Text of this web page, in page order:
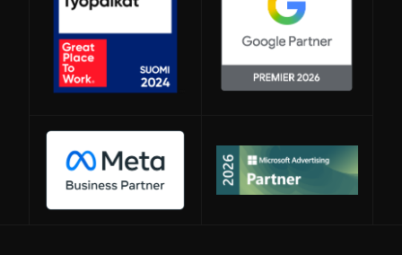
Avautuu uuteen ikkunaan